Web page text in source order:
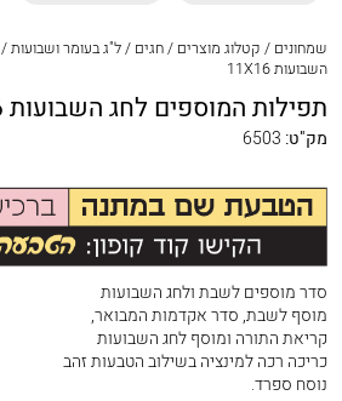
שמחונים / קטלוג מוצרים /חגים /ל"ג בעומר ושבועות/
השבועות 11X16
תפילות המוספים לחג השבועות 11X16
מק"ט: 6503
סדר מוספים לשבת ולחג השבועות
מוסף לשבת, סדר אקדמות המבואר,
קריאת התורה ומוסף לחג השבועות
כריכה רכה למינציה בשילוב הטבעות זהב
נוסח ספרד.